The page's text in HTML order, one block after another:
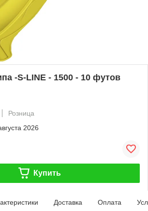
-S-LINE - 1500 - 10 футов
Розница
2026
Купить
Доставка Оплата